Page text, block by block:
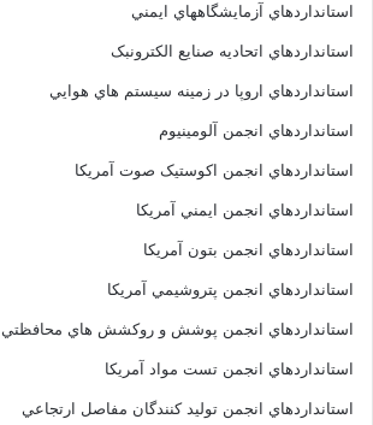
استانداردهاي آزمايشگاههاي ايمني
استانداردهاي اتحاديه صنايع الکترونبک
استانداردهاي اروپا در زمينه سيستم هاي هوايي
استانداردهاي انجمن آلومينيوم
استانداردهاي انجمن اکوستيک صوت آمريکا
استانداردهاي انجمن ايمني آمريکا
استانداردهاي انجمن بتون آمريکا
استانداردهاي انجمن پتروشيمي آمريکا
استانداردهاي انجمن پوشش و روکشش هاي محافظتي
استانداردهاي انجمن تست مواد آمريکا
استانداردهاي انجمن توليد کنندگان مفاصل ارتجاعي